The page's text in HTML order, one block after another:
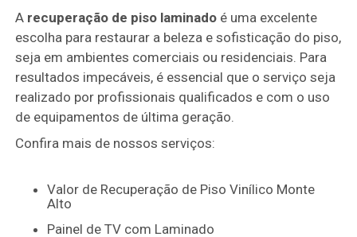
A recuperação de piso laminado é uma excelente
escolha para restaurar a beleza e sofisticação do piso,
seja em ambientes comerciais ou residenciais. Para
resultados impecáveis, é essencial que o serviço seja
realizado por profissionais qualificados e com o uso
de equipamentos de última geração.
Confira mais de nossos serviços:
Valor de Recuperação de Piso Vinílico Monte
Alto
Painel de TV com Laminado